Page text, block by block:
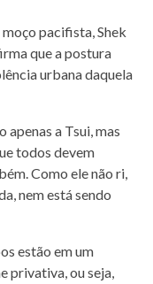
pacifista, Shek
que a postura
urbana daquela
a Tsui, mas
todos devem
Como ele não ri,
nem está sendo
estão em um
privativa, ou seja,